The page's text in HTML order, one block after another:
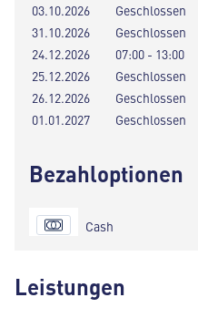
03.10.2026
Geschlossen
31.10.2026
Geschlossen
24.12.2026
07:00 - 13:00
25.12.2026
Geschlossen
26.12.2026
Geschlossen
01.01.2027
Geschlossen
Bezahloptionen
Cash
Leistungen